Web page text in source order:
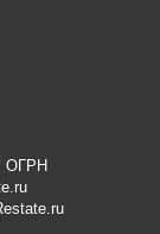
ОГРН